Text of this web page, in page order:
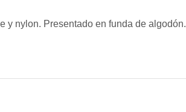
y nylon. Presentado en funda de algodón.